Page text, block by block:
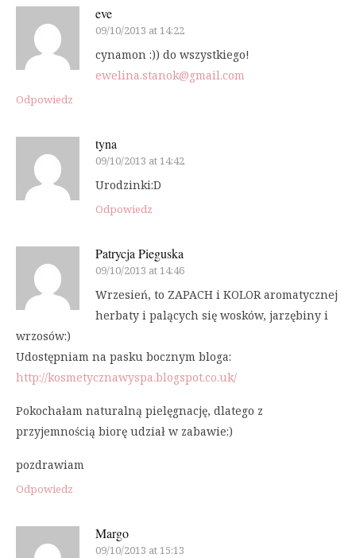
eve
09/10/2013 at 14:22
cynamon :)) do wszystkiego!
ewelina.stanok@gmail.com
Odpowiedz
tyna
09/10/2013 at 14:42
Urodzinki:D
Odpowiedz
Patrycja Pieguska
09/10/2013 at 14:46
Wrzesień, to ZAPACH i KOLOR aromatycznej
herbaty i palących się wosków, jarzębiny i
wrzosów:)
Udostępniam na pasku bocznym bloga:
http://kosmetycznawyspa.blogspot.co.uk/
Pokochałam naturalną pielęgnację, dlatego z
przyjemnością biorę udział w zabawie:)
pozdrawiam
Odpowiedz
Margo
09/10/2013 at 15:13